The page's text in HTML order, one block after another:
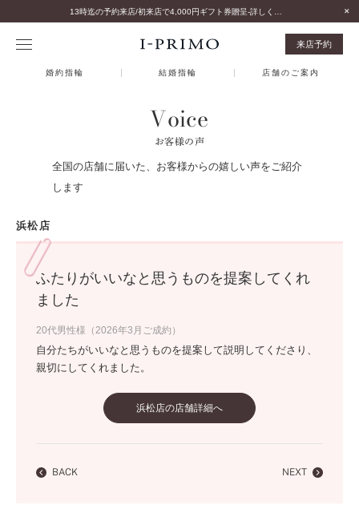
来店予約
婚約指輪 結婚指輪 店舗のご案内
Voice
お客様の声
全国の店舗に届いた、お客様からの嬉しい声をご紹介
します
浜松店
ふたりがいいなと思うものを提案してくれ
ました
20代男性様（2026年3月ご成約）
自分たちがいいなと思うものを提案して説明してくださり、
親切にしてくれました。
浜松店の店舗詳細へ
BACK NEXT